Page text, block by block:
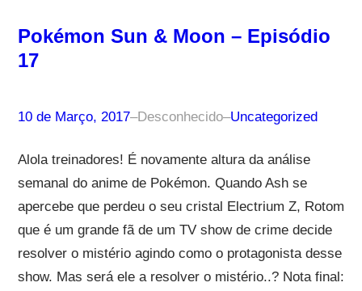
Pokémon Sun & Moon – Episódio
17
10 de Março, 2017–Desconhecido–Uncategorized
Alola treinadores! É novamente altura da análise
semanal do anime de Pokémon. Quando Ash se
apercebe que perdeu o seu cristal Electrium Z, Rotom
que é um grande fã de um TV show de crime decide
resolver o mistério agindo como o protagonista desse
show. Mas será ele a resolver o mistério..? Nota final: